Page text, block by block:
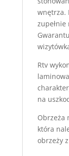
wnętrza.
Rtv
na
Obrzeża
która
obrzeży